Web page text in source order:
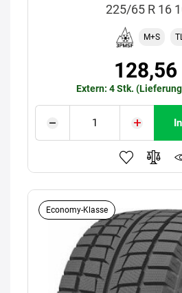
225/65 R 16
M+S
128,56
Extern: 4 Stk.
Economy-Klasse